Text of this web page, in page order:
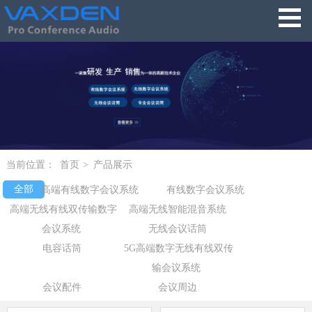
当前位置： 首页 > 产品展示
全部 高端有线数字会议系统
有线数字会议系统
高端无线有线双传输数字
会议系统
高端无线智能混音系统
无线会议话筒
电容话筒
5G高端数字无线有线双传
输会议系统
会议配件
会议周边